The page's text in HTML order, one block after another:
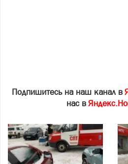
Подпишитесь на наш канал в
нас в